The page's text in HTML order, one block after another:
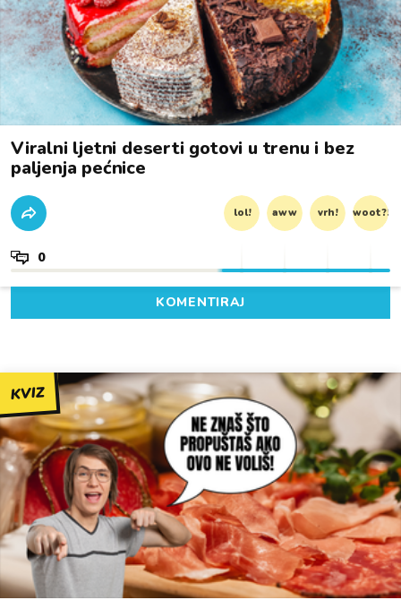
Viralni ljetni deserti gotovi u trenu i bez
paljenja pećnice
lol! aww vrh! woot?!
0
KOMENTIRAJ
KVIZ